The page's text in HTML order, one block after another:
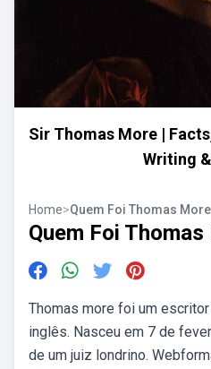
Sir Thomas More |
Writing
Home>Quem Foi Thomas More
Quem Foi
Thomas more foi um
inglês. Nasceu em 7 de
de um juiz londrino.